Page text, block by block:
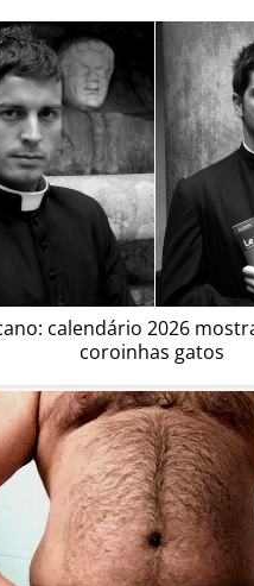
calendário 2026
coroinhas gatos